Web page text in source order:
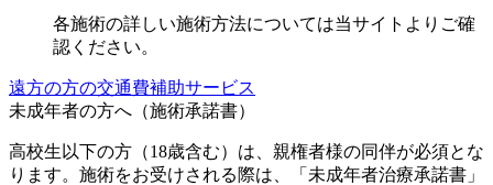
各施術の詳しい施術方法については当サイトよりご確
認ください。
遠方の方の交通費補助サービス
未成年者の方へ（施術承諾書）
高校生以下の方（18歳含む）は、親権者様の同伴が必須とな
ります。施術をお受けされる際は、「未成年者治療承諾書」